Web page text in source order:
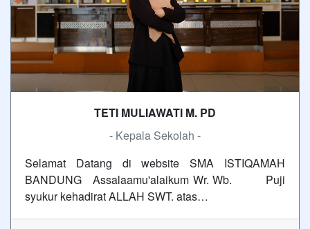
TETI MULIAWATI M. PD
- Kepala Sekolah -
Selamat Datang di website SMA ISTIQAMAH
BANDUNG Assalaamu'alaikum Wr. Wb. Puji
syukur kehadirat ALLAH SWT. atas…